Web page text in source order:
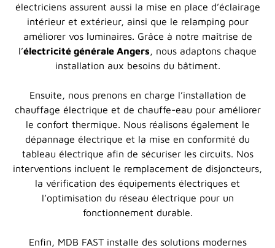
électriciens assurent aussi la mise en place d’éclairage
intérieur et extérieur, ainsi que le relamping pour
améliorer vos luminaires. Grâce à notre maîtrise de
l’électricité générale Angers, nous adaptons chaque
installation aux besoins du bâtiment.
Ensuite, nous prenons en charge l’installation de
chauffage électrique et de chauffe-eau pour améliorer
le confort thermique. Nous réalisons également le
dépannage électrique et la mise en conformité du
tableau électrique afin de sécuriser les circuits. Nos
interventions incluent le remplacement de disjoncteurs,
la vérification des équipements électriques et
l’optimisation du réseau électrique pour un
fonctionnement durable.
Enfin, MDB FAST installe des solutions modernes